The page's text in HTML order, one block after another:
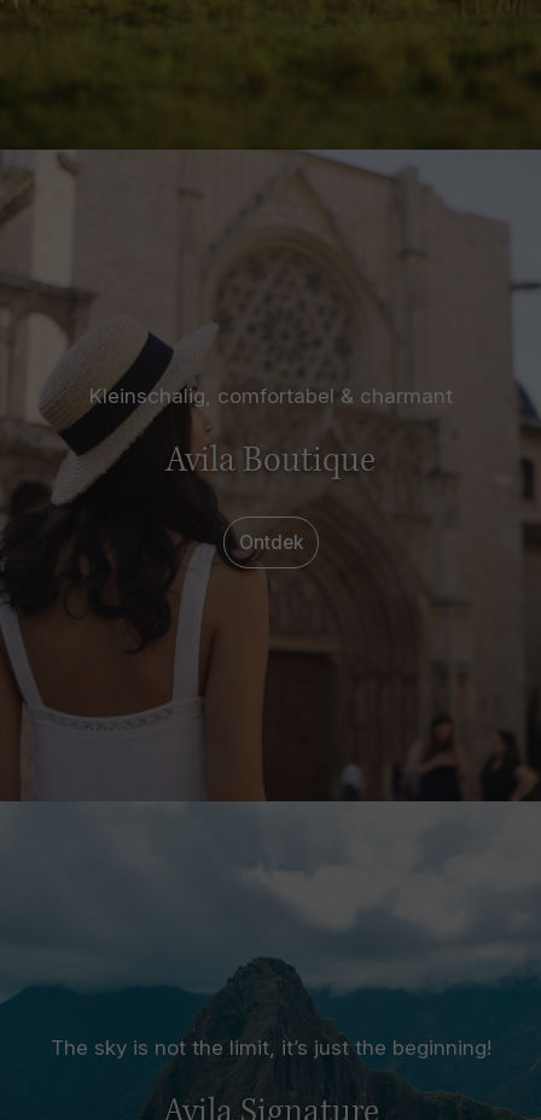
Kleinschalig, comfortabel & charmant
Avila Boutique
Ontdek
The sky is not the limit, it’s just the beginning!